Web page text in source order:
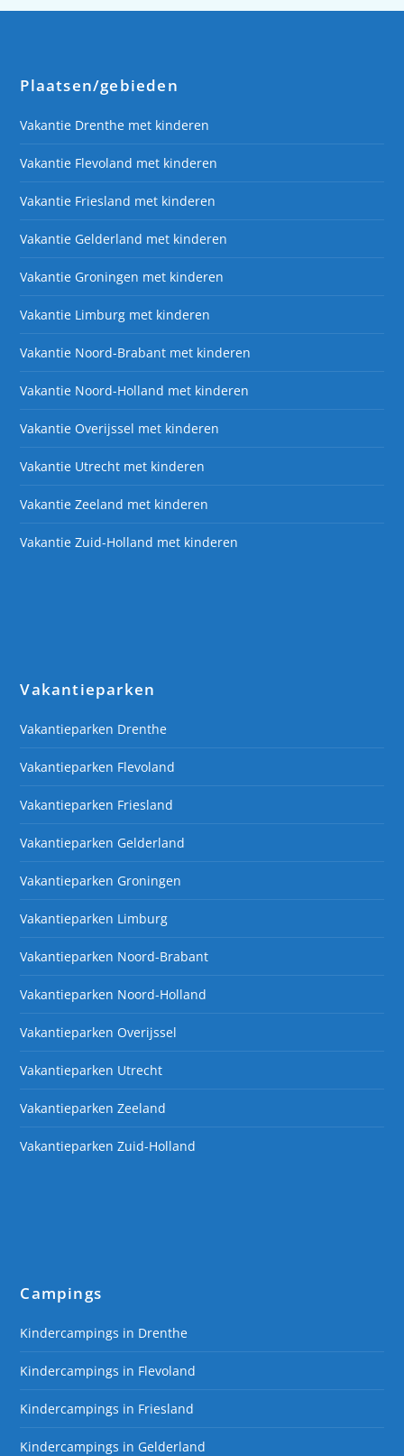
Plaatsen/gebieden
Vakantie Drenthe met kinderen
Vakantie Flevoland met kinderen
Vakantie Friesland met kinderen
Vakantie Gelderland met kinderen
Vakantie Groningen met kinderen
Vakantie Limburg met kinderen
Vakantie Noord-Brabant met kinderen
Vakantie Noord-Holland met kinderen
Vakantie Overijssel met kinderen
Vakantie Utrecht met kinderen
Vakantie Zeeland met kinderen
Vakantie Zuid-Holland met kinderen
Vakantieparken
Vakantieparken Drenthe
Vakantieparken Flevoland
Vakantieparken Friesland
Vakantieparken Gelderland
Vakantieparken Groningen
Vakantieparken Limburg
Vakantieparken Noord-Brabant
Vakantieparken Noord-Holland
Vakantieparken Overijssel
Vakantieparken Utrecht
Vakantieparken Zeeland
Vakantieparken Zuid-Holland
Campings
Kindercampings in Drenthe
Kindercampings in Flevoland
Kindercampings in Friesland
Kindercampings in Gelderland